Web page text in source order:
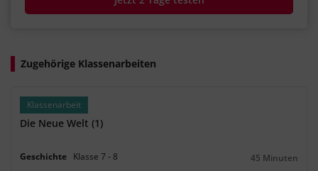
Zugehörige Klassenarbeiten
Klassenarbeit
Die Neue Welt (1)
Geschichte Klasse 7 ‐ 8
Dauer:
45 Minuten